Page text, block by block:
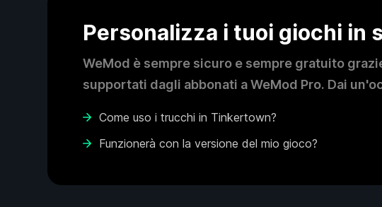
Personalizza i tuoi giochi in
WeMod è sempre sicuro e sempre gratuito
supportati dagli abbonati a WeMod Pro. Dai
Come uso i trucchi in Tinkertown?
Funzionerà con la versione del mio gioco?